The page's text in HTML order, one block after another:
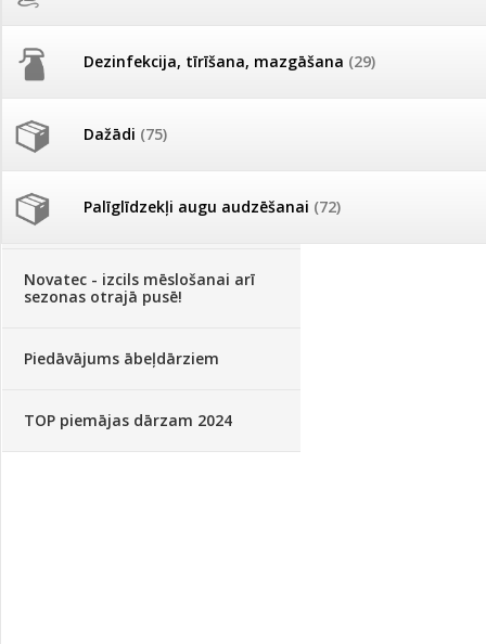
Dezinfekcija, tīrīšana, mazgāšana (29)
Dažādi (75)
Palīglīdzekļi augu audzēšanai (72)
Tomātu diena 21.augustā
Ievešanas atļaujas 2025
Visas datu drošības lapas (DDL)
vienuviet
Klientu Diena
Novatec - izcils mēslošanai arī
sezonas otrajā pusē!
Piedāvājums ābeļdārziem
TOP piemājas dārzam 2024